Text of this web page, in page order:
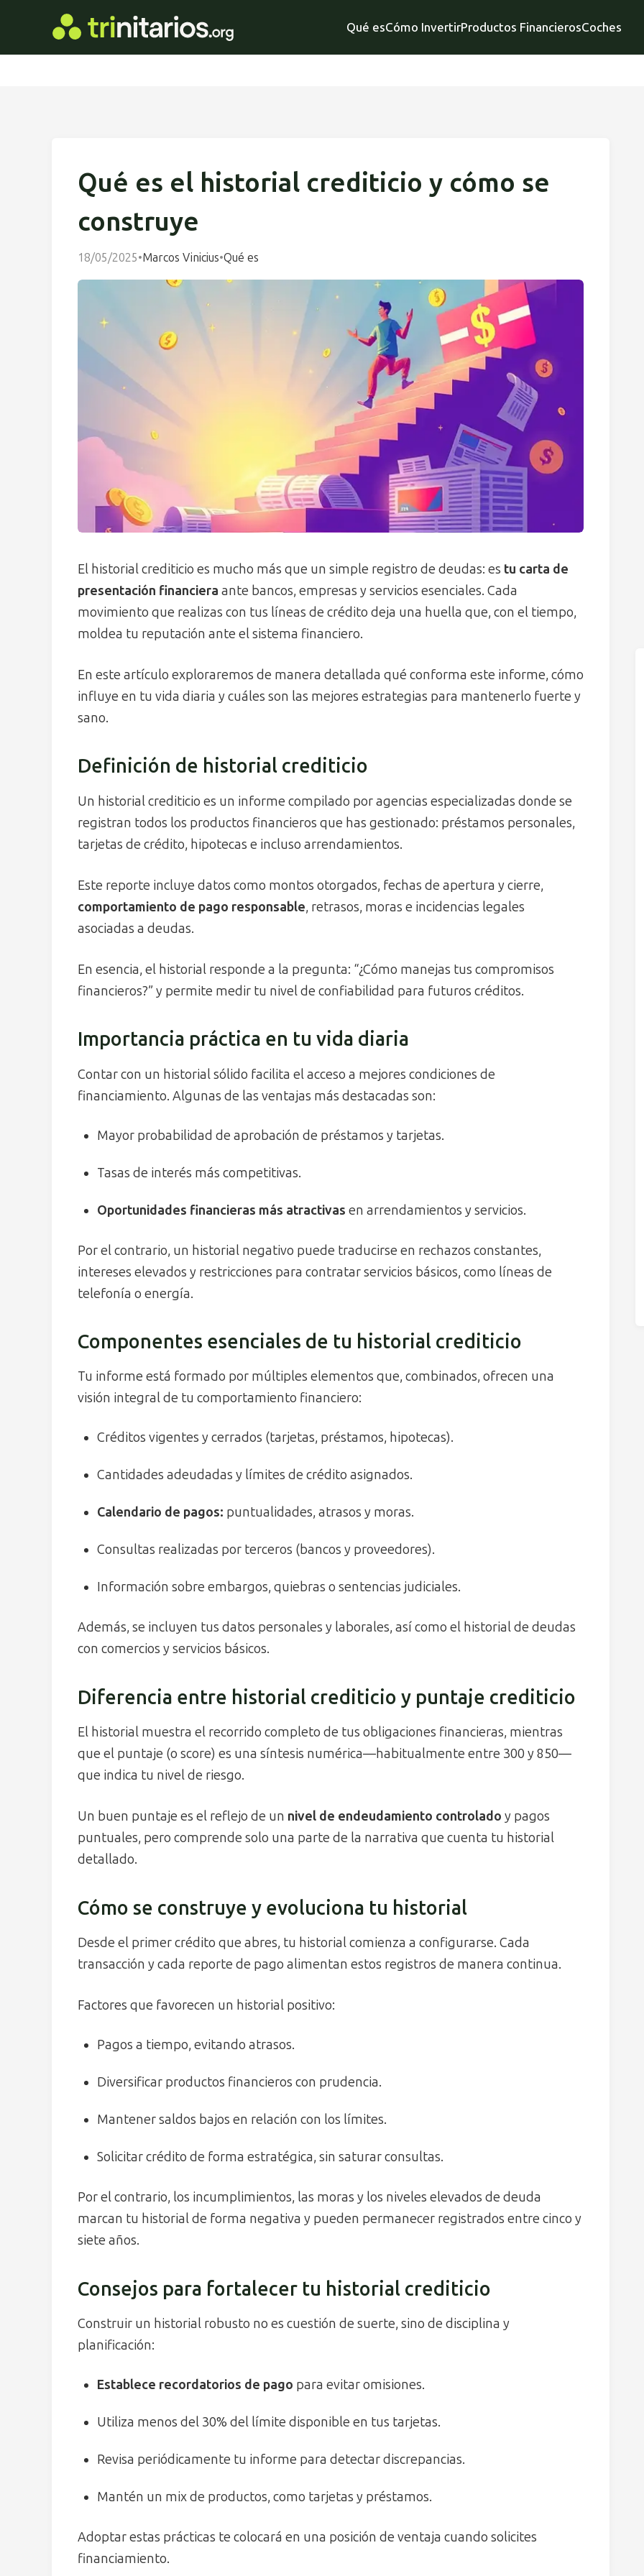
Qué esCómo InvertirProductos FinancierosCoches
Qué es el historial crediticio y cómo se
construye
18/05/2025•Marcos Vinicius•Qué es
El historial crediticio es mucho más que un simple registro de deudas: es tu carta de
presentación financiera ante bancos, empresas y servicios esenciales. Cada
movimiento que realizas con tus líneas de crédito deja una huella que, con el tiempo,
moldea tu reputación ante el sistema financiero.
En este artículo exploraremos de manera detallada qué conforma este informe, cómo
influye en tu vida diaria y cuáles son las mejores estrategias para mantenerlo fuerte y
sano.
Definición de historial crediticio
Un historial crediticio es un informe compilado por agencias especializadas donde se
registran todos los productos financieros que has gestionado: préstamos personales,
tarjetas de crédito, hipotecas e incluso arrendamientos.
Este reporte incluye datos como montos otorgados, fechas de apertura y cierre,
comportamiento de pago responsable, retrasos, moras e incidencias legales
asociadas a deudas.
En esencia, el historial responde a la pregunta: “¿Cómo manejas tus compromisos
financieros?” y permite medir tu nivel de confiabilidad para futuros créditos.
Importancia práctica en tu vida diaria
Contar con un historial sólido facilita el acceso a mejores condiciones de
financiamiento. Algunas de las ventajas más destacadas son:
Mayor probabilidad de aprobación de préstamos y tarjetas.
Tasas de interés más competitivas.
Oportunidades financieras más atractivas en arrendamientos y servicios.
Por el contrario, un historial negativo puede traducirse en rechazos constantes,
intereses elevados y restricciones para contratar servicios básicos, como líneas de
telefonía o energía.
Componentes esenciales de tu historial crediticio
Tu informe está formado por múltiples elementos que, combinados, ofrecen una
visión integral de tu comportamiento financiero:
Créditos vigentes y cerrados (tarjetas, préstamos, hipotecas).
Cantidades adeudadas y límites de crédito asignados.
Calendario de pagos: puntualidades, atrasos y moras.
Consultas realizadas por terceros (bancos y proveedores).
Información sobre embargos, quiebras o sentencias judiciales.
Además, se incluyen tus datos personales y laborales, así como el historial de deudas
con comercios y servicios básicos.
Diferencia entre historial crediticio y puntaje crediticio
El historial muestra el recorrido completo de tus obligaciones financieras, mientras
que el puntaje (o score) es una síntesis numérica—habitualmente entre 300 y 850—
que indica tu nivel de riesgo.
Un buen puntaje es el reflejo de un nivel de endeudamiento controlado y pagos
puntuales, pero comprende solo una parte de la narrativa que cuenta tu historial
detallado.
Cómo se construye y evoluciona tu historial
Desde el primer crédito que abres, tu historial comienza a configurarse. Cada
transacción y cada reporte de pago alimentan estos registros de manera continua.
Factores que favorecen un historial positivo:
Pagos a tiempo, evitando atrasos.
Diversificar productos financieros con prudencia.
Mantener saldos bajos en relación con los límites.
Solicitar crédito de forma estratégica, sin saturar consultas.
Por el contrario, los incumplimientos, las moras y los niveles elevados de deuda
marcan tu historial de forma negativa y pueden permanecer registrados entre cinco y
siete años.
Consejos para fortalecer tu historial crediticio
Construir un historial robusto no es cuestión de suerte, sino de disciplina y
planificación:
Establece recordatorios de pago para evitar omisiones.
Utiliza menos del 30% del límite disponible en tus tarjetas.
Revisa periódicamente tu informe para detectar discrepancias.
Mantén un mix de productos, como tarjetas y préstamos.
Adoptar estas prácticas te colocará en una posición de ventaja cuando solicites
financiamiento.